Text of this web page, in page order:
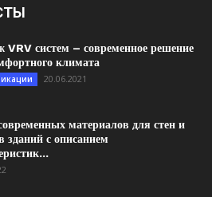
VRV систем – современное решение
климата
20.06.2021
материалов для стен и
зданий с описанием